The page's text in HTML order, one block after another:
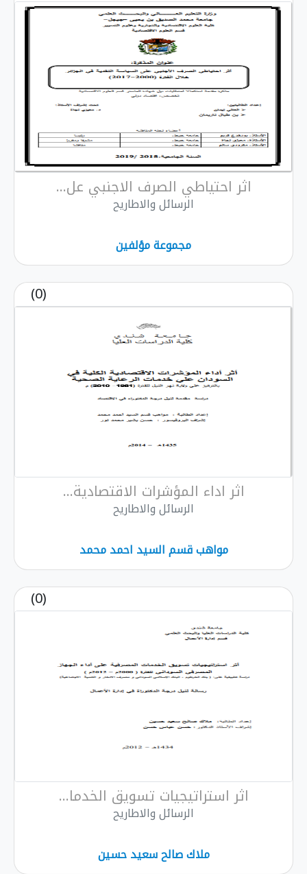
اثر احتياطي الصرف الاجنبي عل...
الرسائل والاطاريح
مجموعة مؤلفين
اثر اداء المؤشرات الاقتصادية...
الرسائل والاطاريح
مواهب قسم السيد احمد محمد
اثر استراتيجيات تسويق الخدما...
الرسائل والاطاريح
ملاك صالح سعيد حسين